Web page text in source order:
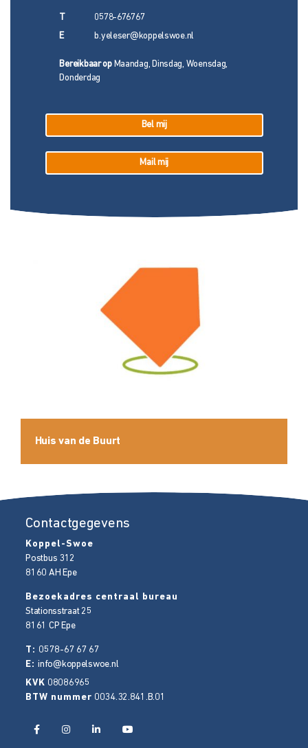
0578-676767
E b.yeleser@koppelswoe.nl
Bereikbaar opMaandag, Dinsdag, Woensdag,
Donderdag
Bel mij
Mail mij
Huis van de Buurt
Contactgegevens
Koppel-Swoe
Postbus 312
8160 AH Epe
Bezoekadres centraal bureau
Stationsstraat 25
8161 CP Epe
T: 0578-67 67 67
E:info@koppelswoe.nl
KVK 08086965
BTW nummer 0034.32.841.B.01